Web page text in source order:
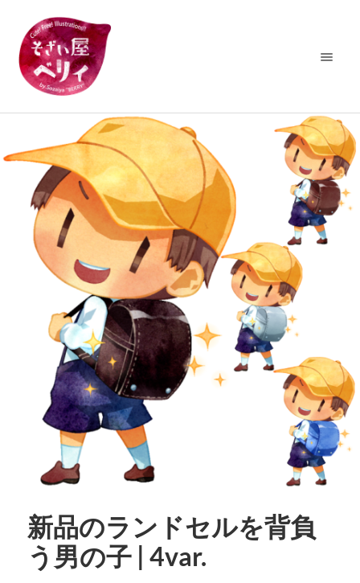
新品のランドセルを背負
う男の子 | 4var.